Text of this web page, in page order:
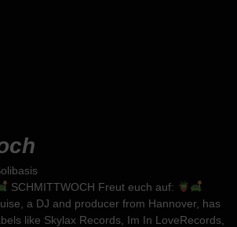
SCHMITTWOCH Freut euch auf:
a DJ and producer from Hannover, has
like Skylax Records, Im In LoveRecords,